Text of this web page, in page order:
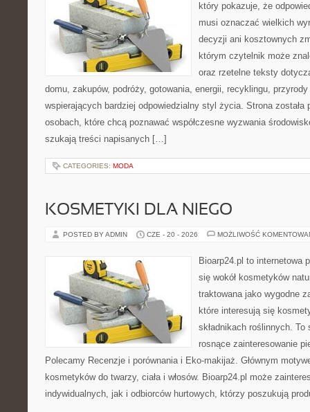
który pokazuje, że
musi oznaczać wielkich
decyzji ani kosztownych
którym czytelnik może
oraz rzetelne teksty
domu, zakupów, podróży, gotowania, energii, recyklingu,
wspierających bardziej odpowiedzialny styl życia. Strona została
osobach, które chcą poznawać współczesne wyzwania
szukają treści napisanych […]
CATEGORIES: MODA
KOSMETYKI DLA NIEGO
POSTED BY ADMIN CZE - 20 - 2026 MOŻLIWOŚĆ
Bioarp24.pl to internetowa
się wokół kosmetyków
traktowana jako wygodne
które interesują się
składnikach roślinnych.
rosnące zainteresowanie
Polecamy Recenzje i porównania i Eko-makijaż. Głównym
kosmetyków do twarzy, ciała i włosów. Bioarp24.pl może
indywidualnych, jak i odbiorców hurtowych, którzy poszukują